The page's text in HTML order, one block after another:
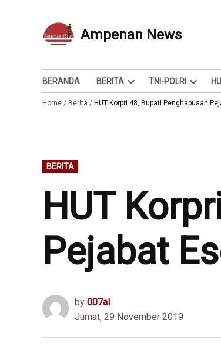
Ampenan News
Berita dan Info
BERANDA BERITA
Open
dropdown
TNI-POLRI
Open
Home / Berita / HUT Korpri 48, Bupati Penghapusan
POSTED
IN
BERITA
HUT
Pejabat
by 007al
Jumat, 29 November 2019